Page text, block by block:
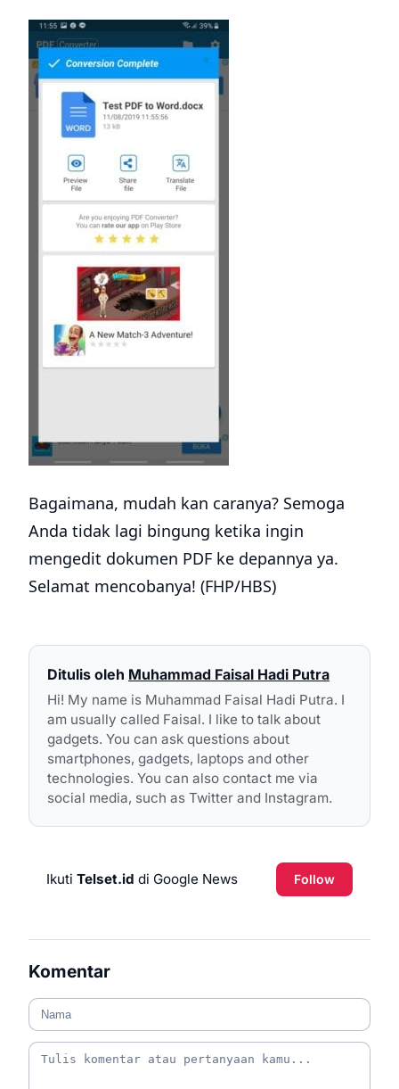
Bagaimana, mudah kan caranya? Semoga
Anda tidak lagi bingung ketika ingin
mengedit dokumen PDF ke depannya ya.
Selamat mencobanya! (FHP/HBS)
Ditulis oleh Muhammad Faisal Hadi Putra
Hi! My name is Muhammad Faisal Hadi Putra. I
am usually called Faisal. I like to talk about
gadgets. You can ask questions about
smartphones, gadgets, laptops and other
technologies. You can also contact me via
social media, such as Twitter and Instagram.
Ikuti Telset.id di Google News Follow
Komentar